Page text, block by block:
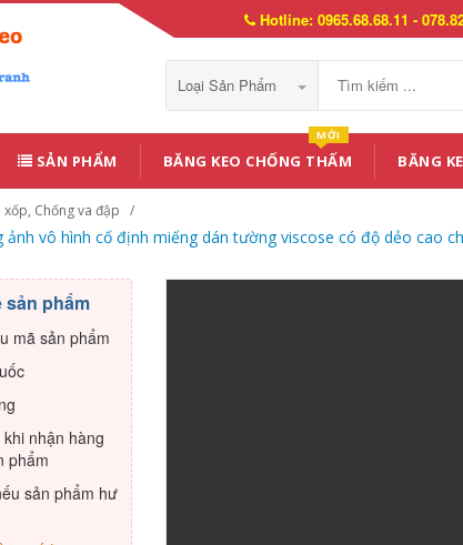
Hotline: 0965.68.68.11 -
Loại Sản Phẩm
SẢN PHẨM BĂNG KEO CHỐNG THẤM
MỚI
BĂNG
Chống va đập
vô hình cố định miếng dán tường viscose có độ dẻo cao
sản phẩm
mã sản phẩm
nhận hàng
phẩm
sản phẩm hư